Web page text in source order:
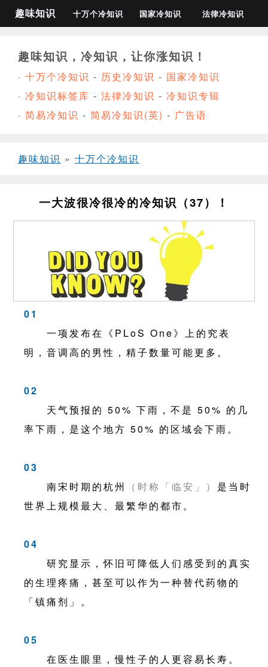
趣味知识 十万个冷知识 国家冷知识 法律冷知识
趣味知识，冷知识，让你涨知识！
· 十万个冷知识 - 历史冷知识 - 国家冷知识
· 冷知识标签库 - 法律冷知识 - 冷知识专辑
· 简易冷知识 - 简易冷知识(英) - 广告语
趣味知识 » 十万个冷知识
一大波很冷很冷的冷知识（37）！
01
一项发布在《PLoS One》上的究表
明，音调高的男性，精子数量可能更多。
02
天气预报的 50% 下雨，不是 50% 的几
率下雨，是这个地方 50% 的区域会下雨。
03
南宋时期的杭州
（时称「临安」） 是当时
世界上规模最大、最繁华的都市。
04
研究显示，怀旧可降低人们感受到的真实
的生理疼痛，甚至可以作为一种替代药物的
「镇痛剂」。
05
在医生眼里，慢性子的人更容易长寿。